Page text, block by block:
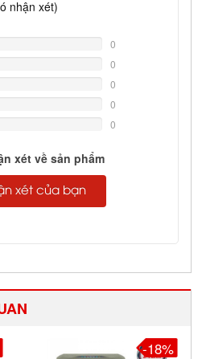
nhận xét)
0
0
0
0
0
xét về sản phẩm
xét của bạn
-18%